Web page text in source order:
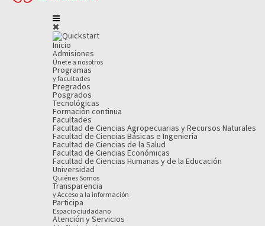
Inicio
Admisiones
Únete a nosotros
Programas
y facultades
Pregrados
Posgrados
Tecnológicas
Formación continua
Facultades
Facultad de Ciencias Agropecuarias y Recursos Naturales
Facultad de Ciencias Básicas e Ingeniería
Facultad de Ciencias de la Salud
Facultad de Ciencias Económicas
Facultad de Ciencias Humanas y de la Educación
Universidad
Quiénes Somos
Transparencia
y Acceso a la información
Participa
Espacio ciudadano
Atención y Servicios